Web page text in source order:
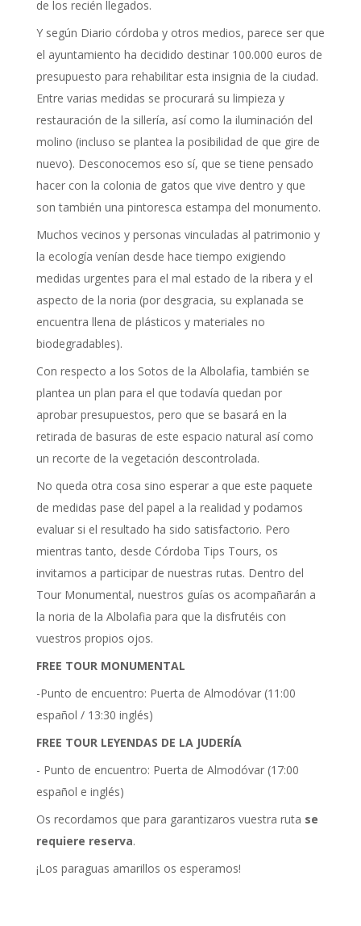
de los recién llegados.
Y según Diario córdoba y otros medios, parece ser que
el ayuntamiento ha decidido destinar 100.000 euros de
presupuesto para rehabilitar esta insignia de la ciudad.
Entre varias medidas se procurará su limpieza y
restauración de la sillería, así como la iluminación del
molino (incluso se plantea la posibilidad de que gire de
nuevo). Desconocemos eso sí, que se tiene pensado
hacer con la colonia de gatos que vive dentro y que
son también una pintoresca estampa del monumento.
Muchos vecinos y personas vinculadas al patrimonio y
la ecología venían desde hace tiempo exigiendo
medidas urgentes para el mal estado de la ribera y el
aspecto de la noria (por desgracia, su explanada se
encuentra llena de plásticos y materiales no
biodegradables).
Con respecto a los Sotos de la Albolafia, también se
plantea un plan para el que todavía quedan por
aprobar presupuestos, pero que se basará en la
retirada de basuras de este espacio natural así como
un recorte de la vegetación descontrolada.
No queda otra cosa sino esperar a que este paquete
de medidas pase del papel a la realidad y podamos
evaluar si el resultado ha sido satisfactorio. Pero
mientras tanto, desde Córdoba Tips Tours, os
invitamos a participar de nuestras rutas. Dentro del
Tour Monumental, nuestros guías os acompañarán a
la noria de la Albolafia para que la disfrutéis con
vuestros propios ojos.
FREE TOUR MONUMENTAL
-Punto de encuentro: Puerta de Almodóvar (11:00
español / 13:30 inglés)
FREE TOUR LEYENDAS DE LA JUDERÍA
- Punto de encuentro: Puerta de Almodóvar (17:00
español e inglés)
Os recordamos que para garantizaros vuestra ruta se
requiere reserva.
¡Los paraguas amarillos os esperamos!